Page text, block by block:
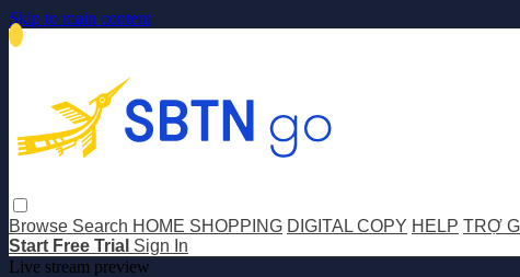
Skip to main content
Browse Search HOME SHOPPING DIGITAL COPY HELP TRỢ
Start Free Trial Sign In
Live stream preview